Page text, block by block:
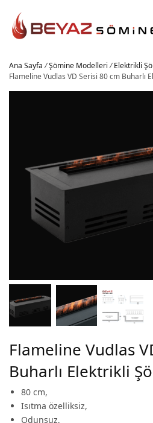
Ana Sayfa /Şömine Modelleri / Elektrikli
Flameline Vudlas VD Serisi 80 cm Buharlı
Flameline Vudlas
Buharlı Elektrikli
80 cm,
Isıtma özelliksiz,
Odunsuz,